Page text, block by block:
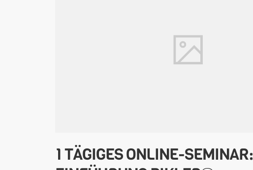
1 TÄGIGES ONLINE-SEMINAR: